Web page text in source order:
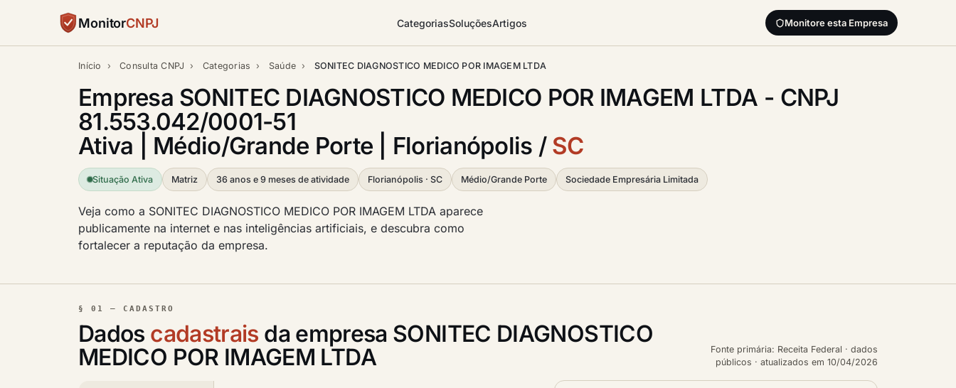
MonitorCNPJ CategoriasSoluçõesArtigos Monitore esta Empresa
Início › Consulta CNPJ › Categorias › Saúde › SONITEC DIAGNOSTICO MEDICO POR IMAGEM LTDA
Empresa SONITEC DIAGNOSTICO MEDICO POR IMAGEM LTDA - CNPJ
81.553.042/0001-51
Ativa | Médio/Grande Porte | Florianópolis / SC
Situação Ativa Matriz 36 anos e 9 meses de atividade Florianópolis · SC Médio/Grande Porte Sociedade Empresária Limitada
Veja como a SONITEC DIAGNOSTICO MEDICO POR IMAGEM LTDA aparece
publicamente na internet e nas inteligências artificiais, e descubra como
fortalecer a reputação da empresa.
§ 01 — CADASTRO
Dados cadastrais da empresa SONITEC DIAGNOSTICO
MEDICO POR IMAGEM LTDA
Fonte primária: Receita Federal · dados
públicos · atualizados em 10/04/2026